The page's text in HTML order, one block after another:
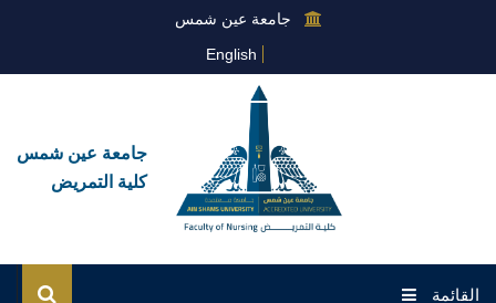
جامعة عين شمس
English
جامعة عين شمس
كلية التمريض
القائمة